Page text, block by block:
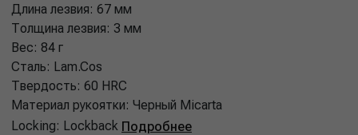
Длина лезвия: 67 мм
Толщина лезвия: 3 мм
Вес: 84 г
Сталь: Lam.Cos
Твердость: 60 HRC
Материал рукоятки: Черный Micarta
Locking: Lockback Подробнее